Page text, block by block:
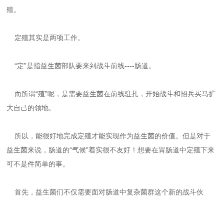
殖。
定殖其实是两项工作。
“定”是指益生菌部队要来到战斗前线----肠道。
而所谓“殖”呢，是需要益生菌在前线驻扎，开始战斗和招兵买马扩
大自己的领地。
所以，能很好地完成定殖才能实现作为益生菌的价值。但是对于
益生菌来说，肠道的“气候”着实很不友好！想要在胃肠道中定殖下来
可不是件简单的事。
首先，益生菌们不仅需要面对肠道中复杂菌群这个新的战斗伙